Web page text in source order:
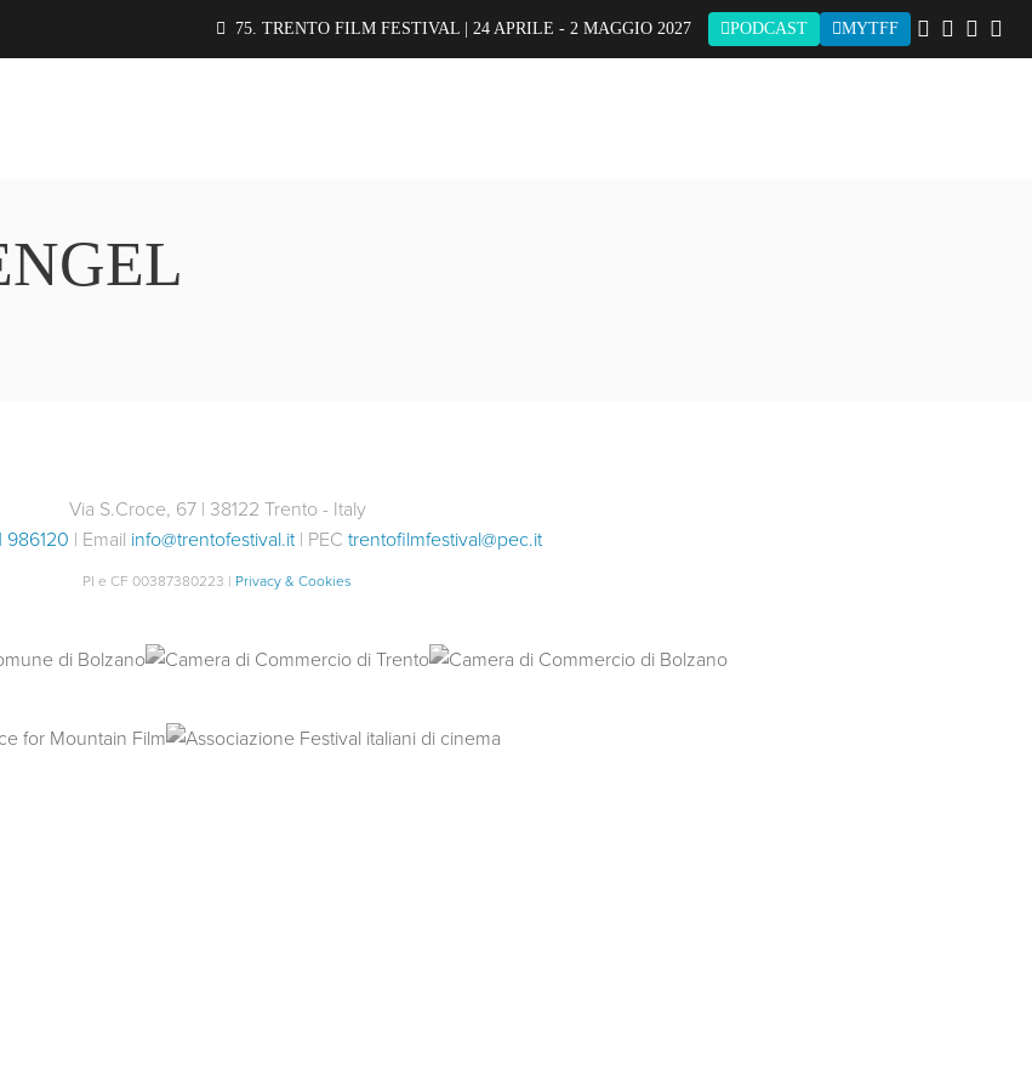
75. TRENTO FILM FESTIVAL | 24 APRILE - 2 MAGGIO 2027 PODCAST MYTFF
Via S.Croce, 67 | 38122 Trento - Italy
986120 | Email info@trentofestival.it| PEC trentofilmfestival@pec.it
PI e CF 00387380223 | Privacy & Cookies